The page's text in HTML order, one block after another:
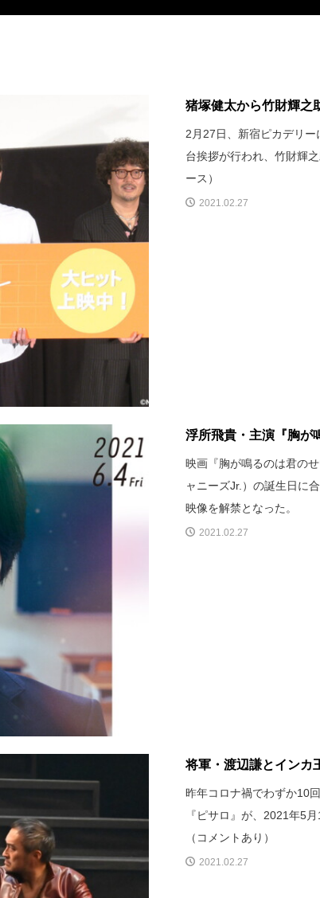
猪塚健太から竹財輝之
2月27日、新宿ピカデリ
台挨拶が行われ、竹財輝
ース）
2021.02.27
浮所飛貴・主演『胸が
映画『胸が鳴るのは君の
ャニーズJr.）の誕生日に
映像を解禁となった。
2021.02.27
将軍・渡辺謙とインカ
昨年コロナ禍でわずか10
『ピサロ』が、2021年5
（コメントあり）
2021.02.27